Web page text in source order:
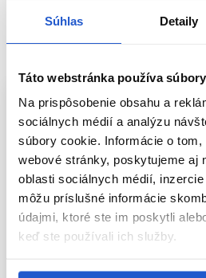
Súhlas Detaily
Táto webstránka používa
Na prispôsobenie obsahu a
sociálnych médií a analýzu
súbory cookie. Informácie o
webové stránky, poskytujeme aj
oblasti sociálnych médií,
môžu príslušné informácie
údajmi, ktoré ste im poskytli
keď ste používali ich služby.
SÚVISIACE